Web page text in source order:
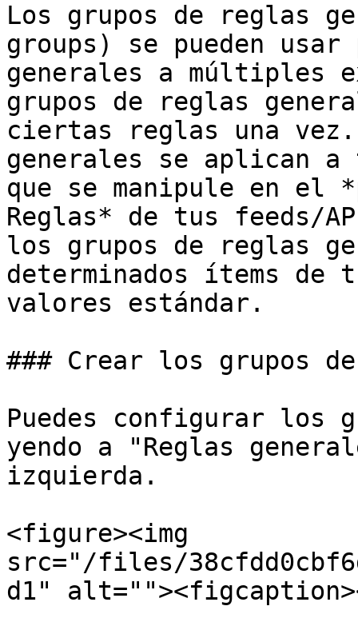
Los grupos de reglas
groups) se pueden
generales a múltiples
grupos de reglas
ciertas reglas una
generales se aplican
que se manipule en el
Reglas* de tus feeds/
los grupos de reglas
determinados ítems de
valores estándar.
### Crear los grupos
Puedes configurar los
yendo a "Reglas
izquierda.
<figure><img
src="/files/
d1"